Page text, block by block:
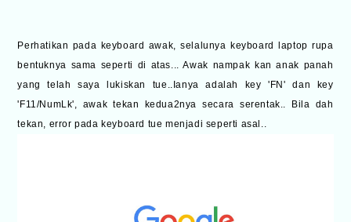
Perhatikan pada keyboard awak, selalunya keyboard laptop rupa
bentuknya sama seperti di atas... Awak nampak kan anak panah
yang telah saya lukiskan tue..Ianya adalah key 'FN' dan key
'F11/NumLk', awak tekan kedua2nya secara serentak.. Bila dah
tekan, error pada keyboard tue menjadi seperti asal..